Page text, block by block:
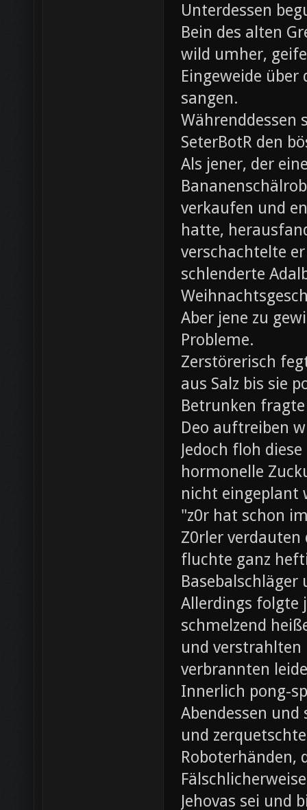
Unterdessen
Bein des alten
wild umher,
Eingeweide
sangen.
Währenddessen
SeterBotR den
Als jener, der
verkaufen und
hatte,
verschachtelte
schlenderte
Aber jene zu
Probleme.
Zerstörerisch
aus Salz bis sie
Betrunken
Deo auftreiben
Jedoch floh
hormonelle
nicht eingeplant
"z0r hat schon
Z0rler
fluchte ganz
Allerdings folgte
schmelzend
und verstrahlten
verbrannten
Innerlich pong-
Abendessen
und
Roboterhänden,
Jehovas sei und